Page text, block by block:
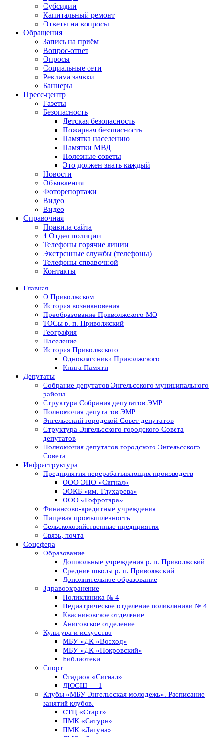
Субсидии
Капитальный ремонт
Ответы на вопросы
Обращения
Запись на приём
Вопрос-ответ
Опросы
Социальные сети
Реклама заявки
Баннеры
Пресс-центр
Газеты
Безопасность
Детская безопасность
Пожарная безопасность
Памятка населению
Памятки МВД
Полезные советы
Это должен знать каждый
Новости
Объявления
Фоторепортажи
Видео
Видео
Справочная
Правила сайта
4 Отдел полиции
Телефоны горячие линии
Экстренные службы (телефоны)
Телефоны справочной
Контакты
Главная
О Приволжском
История возникновения
Преобразование Приволжского МО
ТОСы р. п. Приволжский
География
Население
История Приволжского
Одноклассники Приволжского
Книга Памяти
Депутаты
Собрание депутатов Энгельсского муниципального
района
Структура Собрания депутатов ЭМР
Полномочия депутатов ЭМР
Энгельсский городской Совет депутатов
Структура Энгельсского городского Совета
депутатов
Полномочия депутатов городского Энгельсского
Совета
Инфраструктура
Предприятия перерабатывающих производств
ООО ЭПО «Сигнал»
ЭОКБ «им. Глухарева»
ООО «Гофротара»
Финансово-кредитные учреждения
Пищевая промышленность
Сельскохозяйственные предприятия
Связь, почта
Соцсфера
Образование
Дошкольные учреждения р. п. Приволжский
Средние школы р. п. Приволжский
Дополнительное образование
Здравоохранение
Поликлиника № 4
Педиатрическое отделение поликлиники № 4
Квасниковское отделение
Анисовское отделение
Культура и искусство
МБУ «ДК «Восход»
МБУ «ДК «Покровский»
Библиотеки
Спорт
Стадион «Сигнал»
ДЮСШ — 1
Клубы «МБУ Энгельсская молодежь». Расписание
занятий клубов.
СТЦ «Старт»
ПМК «Сатурн»
ПМК «Лагуна»